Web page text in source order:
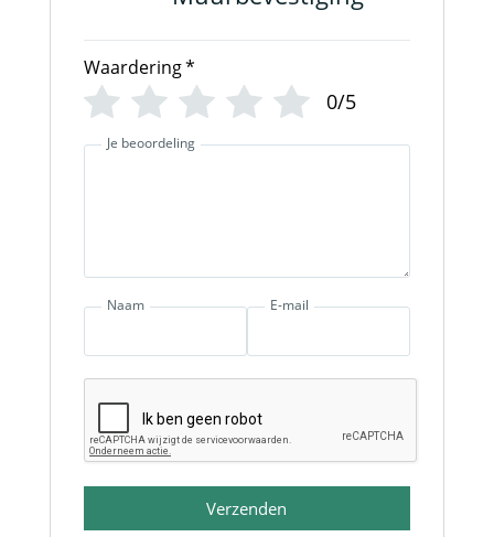
Waardering*
0/5
Je beoordeling
Naam E-mail
Verzenden